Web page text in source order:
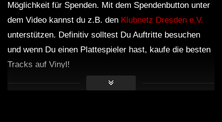
Möglichkeit für Spenden. Mit dem Spendenbutton unter
dem Video kannst du z.B. den Klubnetz Dresden e.V.
unterstützen. Definitiv solltest Du Auftritte besuchen
und wenn Du einen Plattespieler hast, kaufe die besten
Tracks auf Vinyl!